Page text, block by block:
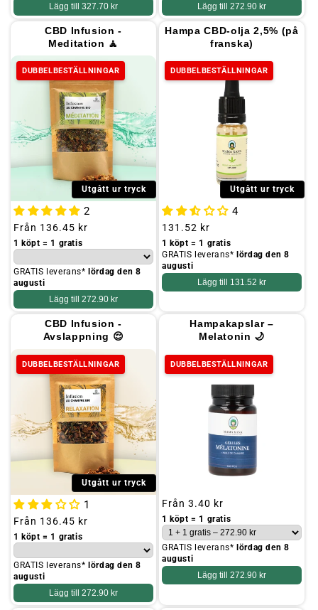
Lägg till 327.70 kr Lägg till 272.90 kr
CBD Infusion -
Meditation 🧘
DUBBELBESTÄLLNINGAR
Utgått ur tryck
2
Ordinarie
pris
Från 136.45 kr
1 köpt = 1 gratis
GRATIS leverans* lördag den 8
augusti
Lägg till 272.90 kr
Hampa CBD-olja 2,5% (på
franska)
DUBBELBESTÄLLNINGAR
Utgått ur tryck
4
Ordinarie
pris
131.52 kr
1 köpt = 1 gratis
GRATIS leverans* lördag den 8
augusti
Lägg till 131.52 kr
CBD Infusion -
Avslappning 😌
DUBBELBESTÄLLNINGAR
Utgått ur tryck
1
Ordinarie
pris
Från 136.45 kr
1 köpt = 1 gratis
GRATIS leverans*lördag den 8
augusti
Lägg till 272.90 kr
Hampakapslar –
Melatonin 🌙
DUBBELBESTÄLLNINGAR
Ordinarie
pris
Från 3.40 kr
1 köpt = 1 gratis
GRATIS leverans*lördag den 8
augusti
Lägg till 272.90 kr